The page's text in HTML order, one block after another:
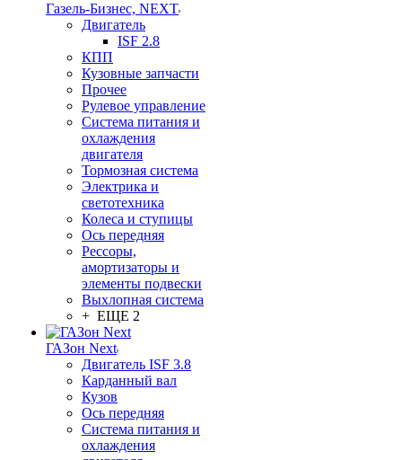
Газель-Бизнес, NEXT
Двигатель
ISF 2.8
КПП
Кузовные запчасти
Прочее
Рулевое управление
Система питания и
охлаждения
двигателя
Тормозная система
Электрика и
светотехника
Колеса и ступицы
Ось передняя
Рессоры,
амортизаторы и
элементы подвески
Выхлопная система
+ ЕЩЕ 2
ГАЗон Next
Двигатель ISF 3.8
Карданный вал
Кузов
Ось передняя
Система питания и
охлаждения